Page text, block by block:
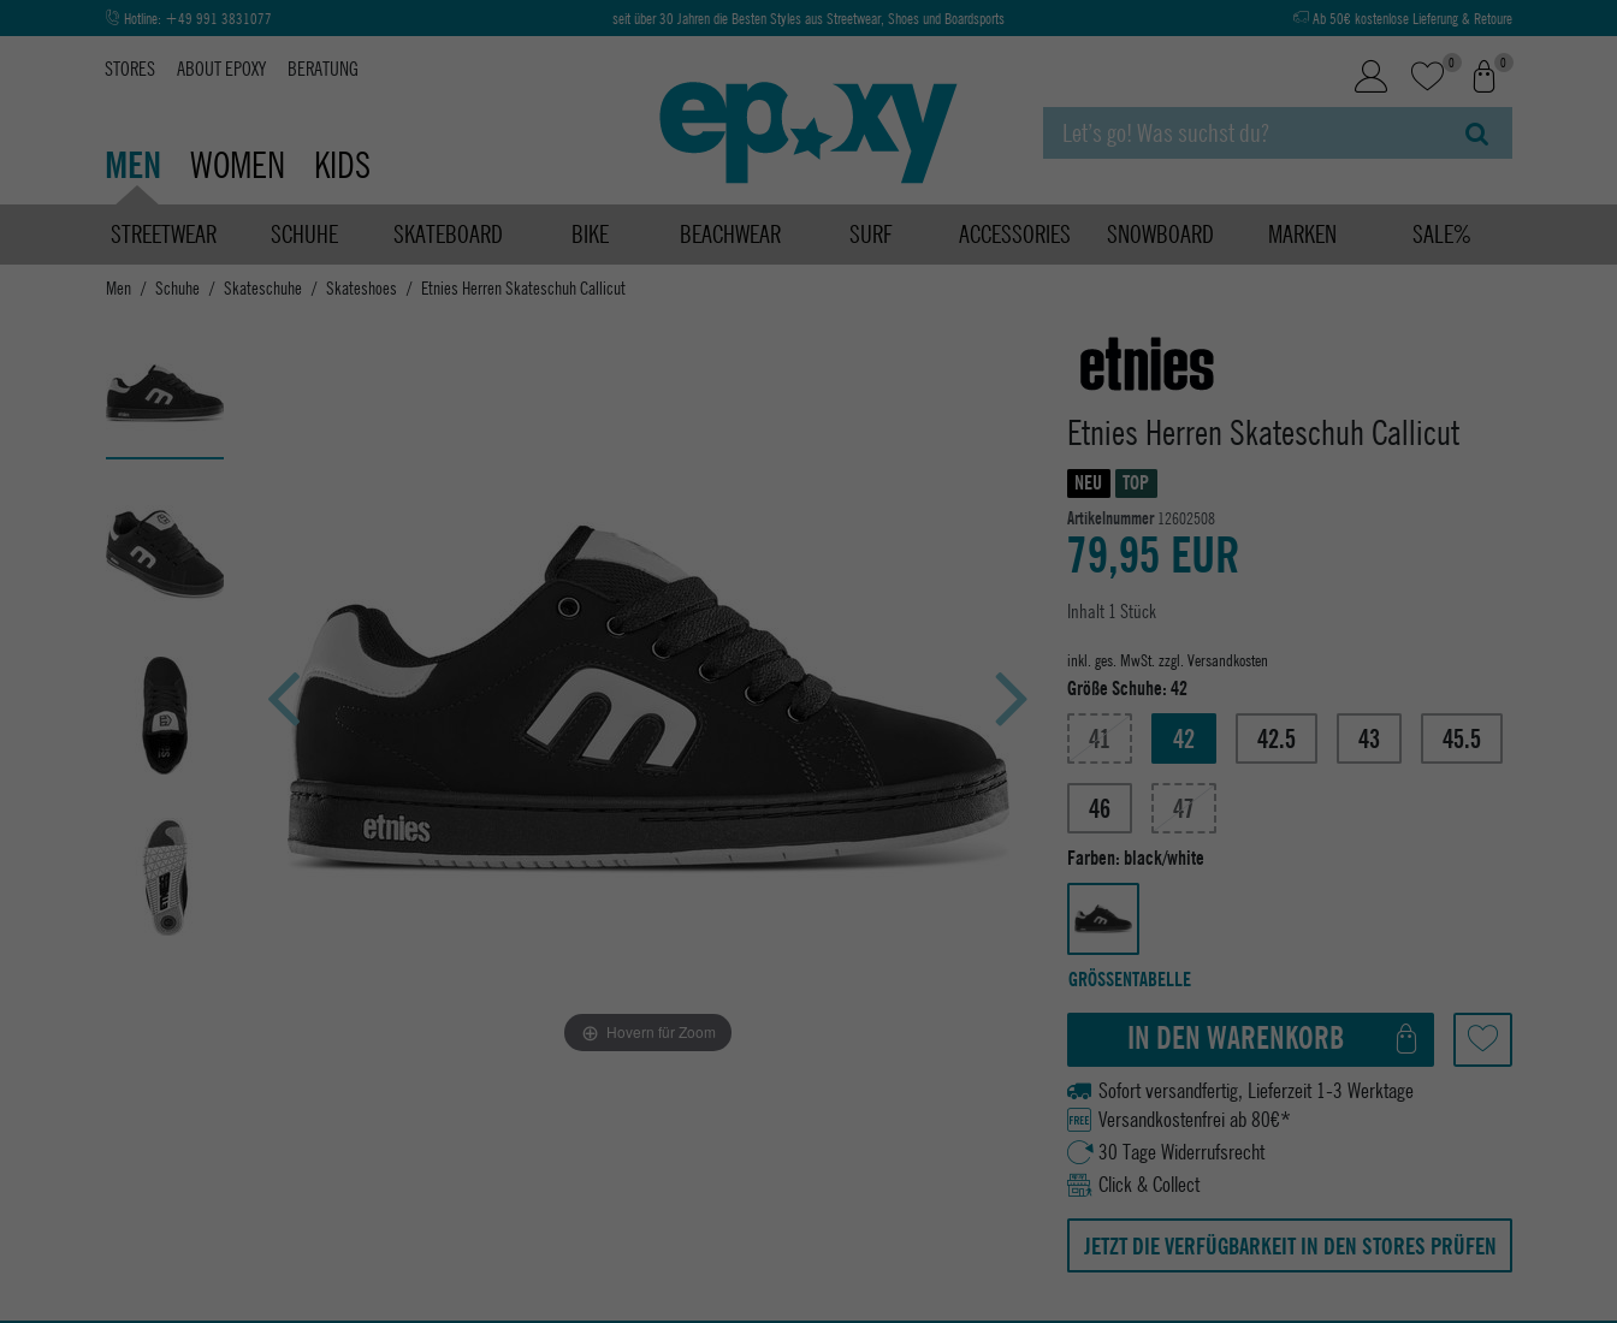
Hotline: +49 991 3831077 seit über 30 Jahren die Besten Styles aus Streetwear, Shoes und Boardsports Ab 50€ kostenlose Lieferung & Retoure
STORES ABOUT EPOXY BERATUNG
MEN WOMEN KIDS
0 0
STREETWEAR SCHUHE SKATEBOARD BIKE BEACHWEAR SURF ACCESSORIES SNOWBOARD MARKEN SALE%
Men Schuhe Skateschuhe Skateshoes Etnies Herren Skateschuh Callicut
Hovern für Zoom
Etnies Herren Skateschuh Callicut
NEU TOP
Artikelnummer12602508
79,95 EUR
Inhalt 1 Stück
inkl. ges. MwSt. zzgl. Versandkosten
Größe Schuhe:42
41 42 42.5 43 45.5
46 47
Farben: black/white
GRÖSSENTABELLE
IN DEN WARENKORB
Sofort versandfertig, Lieferzeit 1-3 Werktage
Versandkostenfrei ab 80€*
30 Tage Widerrufsrecht
Click & Collect
JETZT DIE VERFÜGBARKEIT IN DEN STORES PRÜFEN